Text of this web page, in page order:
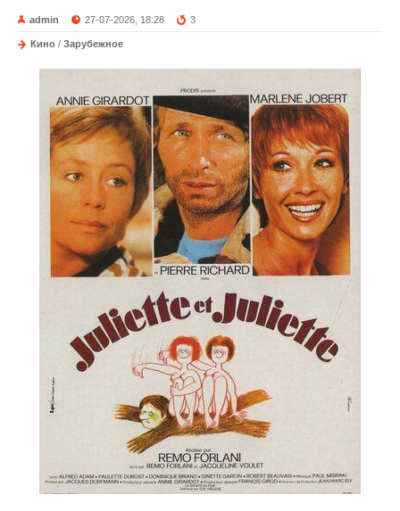
admin 27-07-2026, 18:28 3
Кино / Зарубежное